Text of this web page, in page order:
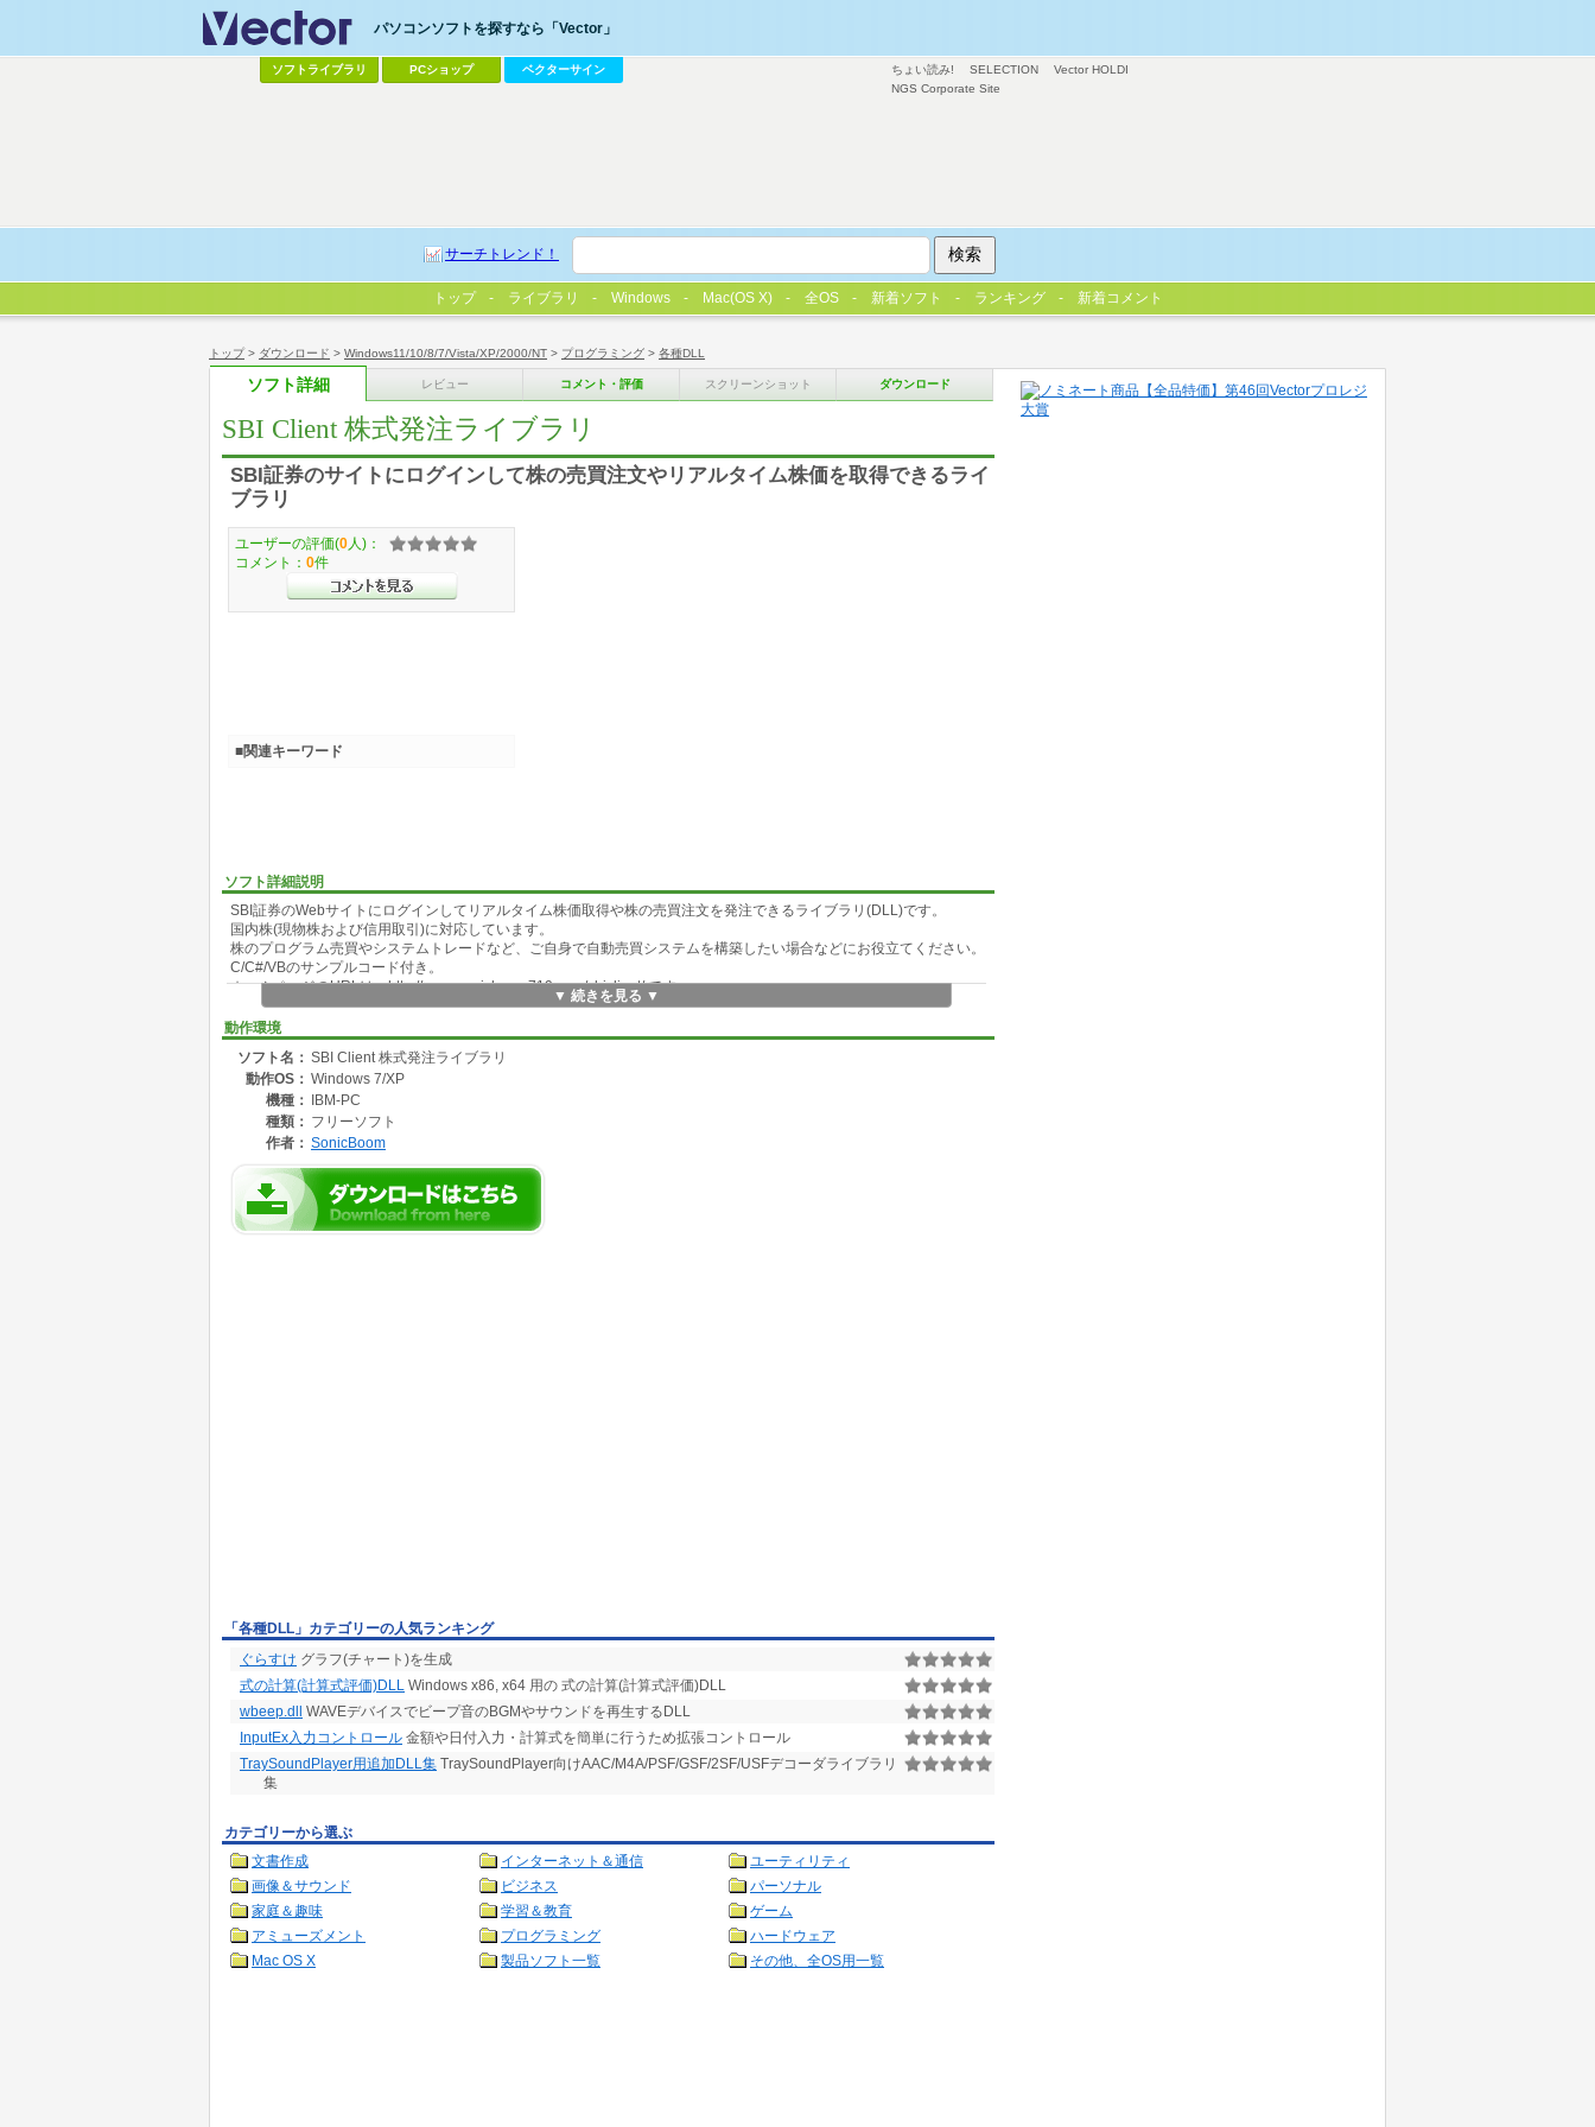
トップ> ダウンロード > Windows11/10/8/7/Vista/XP/2000/NT > プログラミング > 各種DLL
ソフト詳細 レビュー コメント・評価 スクリーンショット ダウンロード
SBI Client 株式発注ライブラリ
SBI証券のサイトにログインして株の売買注文やリアルタイム株価を取得できるライ
ブラリ
ソフト詳細説明
SBI証券のWebサイトにログインしてリアルタイム株価取得や株の売買注文を発注できるライブラリ(DLL)です。
国内株(現物株および信用取引)に対応しています。
株のプログラム売買やシステムトレードなど、ご自身で自動売買システムを構築したい場合などにお役立てください。
C/C#/VBのサンプルコード付き。
ホームページのURLは、http://www.sonicboom719.com/sbiclient/ です。
使用する際はSBI証券の口座が必要です。信用取引を行う場合は信用取引の口座も必要です。
▼ 続きを見る ▼
動作環境
ソフト名： SBI Client 株式発注ライブラリ
動作OS： Windows 7/XP
機種：
IBM-PC
種類： フリーソフト
作者： SonicBoom
ユーザーの評価(0 人)：
コメント： 0件
■関連キーワード
「各種DLL」カテゴリーの人気ランキング
ぐらすけ グラフ(チャート)を生成
式の計算(計算式評価)DLL Windows x86, x64 用の 式の計算(計算式評価)DLL
wbeep.dll
WAVEデバイスでビープ音のBGMやサウンドを再生するDLL
InputEx入力コントロール 金額や日付入力・計算式を簡単に行うため拡張コントロール
TraySoundPlayer用追加DLL集 TraySoundPlayer向けAAC/M4A/PSF/GSF/2SF/USFデコーダライブラリ
集
カテゴリーから選ぶ
文書作成
インターネット＆通信
ユーティリティ
画像＆サウンド
ビジネス
パーソナル
家庭＆趣味
学習＆教育
ゲーム
アミューズメント
プログラミング
ハードウェア
Mac OS X
製品ソフト一覧 その他、全OS用一覧
ちょい読み! SELECTION
Vector HOLDI
NGS Corporate Site
パソコンソフトを探すなら「Vector」
ソフトライブラリ PCショップ ベクターサイン
サーチトレンド！
トップ ライブラリ Windows Mac(OS X) 全OS 新着ソフト ランキング 新着コメント